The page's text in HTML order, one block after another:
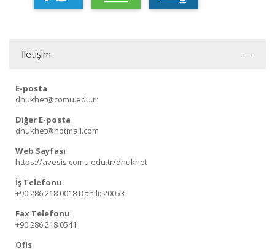
İletişim
E-posta
dnukhet@comu.edu.tr
Diğer E-posta
dnukhet@hotmail.com
Web Sayfası
https://avesis.comu.edu.tr/dnukhet
İş Telefonu
+90 286 218 0018 Dahili: 20053
Fax Telefonu
+90 286 218 0541
Ofis